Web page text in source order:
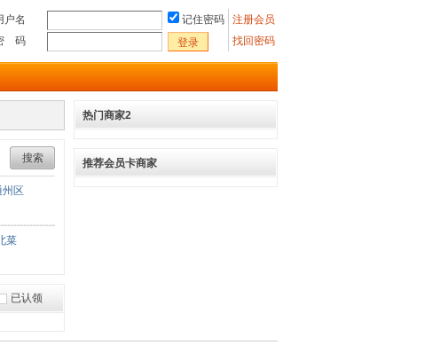
注册会员
找回密码
户名
记住密码
码
登录
搜索
州区
菜
已认领
热门商家2
推荐会员卡商家